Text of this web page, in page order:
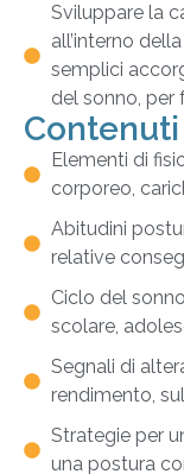
Sviluppare la
all’interno
semplici
del sonno, per
Contenuti
Elementi di
corporeo,
Abitudini
relative
Ciclo del
scolare,
Segnali di
rendimento,
Strategie per
una postura